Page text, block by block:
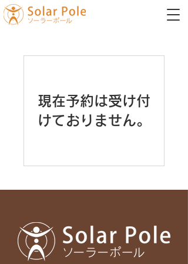
現在予約は受け付
けておりません。